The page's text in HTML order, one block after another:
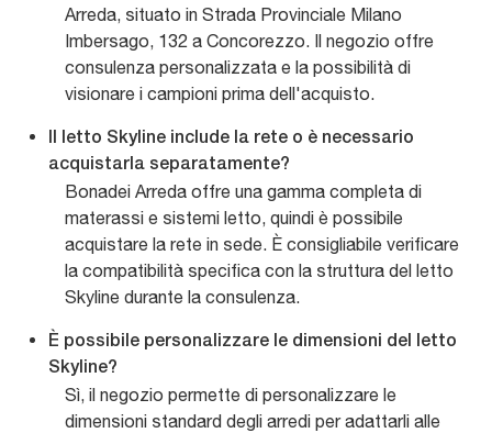
Arreda, situato in Strada Provinciale Milano
Imbersago, 132 a Concorezzo. Il negozio offre
consulenza personalizzata e la possibilità di
visionare i campioni prima dell'acquisto.
Il letto Skyline include la rete o è necessario
acquistarla separatamente?
Bonadei Arreda offre una gamma completa di
materassi e sistemi letto, quindi è possibile
acquistare la rete in sede. È consigliabile verificare
la compatibilità specifica con la struttura del letto
Skyline durante la consulenza.
È possibile personalizzare le dimensioni del letto
Skyline?
Sì, il negozio permette di personalizzare le
dimensioni standard degli arredi per adattarli alle